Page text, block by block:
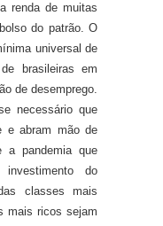
renda de muitas
do patrão. O
universal de
brasileiras em
de desemprego.
necessário que
e abram mão de
a pandemia que
do
classes mais
mais ricos sejam